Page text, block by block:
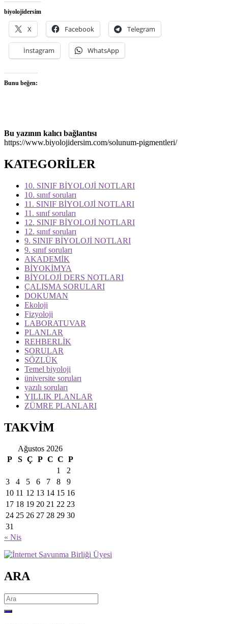
biyolojidersim
X Facebook Telegram
İnstagram WhatsApp
Bunu beğen:
Bu yazının kalıcı bağlantısı
https://www.biyolojidersim.com/solunum-pigmentleri/
KATEGORİLER
10. SINIF BİYOLOJİ NOTLARI
10. sınıf soruları
11. SINIF BİYOLOJİ NOTLARI
11. sınıf soruları
12. SINIF BİYOLOJİ NOTLARI
12. sınıf soruları
9. SINIF BİYOLOJİ NOTLARI
9. sınıf soruları
AKADEMİK
BİYOKİMYA
BİYOLOJİ DERS NOTLARI
ÇALIŞMA SORULARI
DOKUMAN
Ekoloji
Fizyoloji
LABORATUVAR
PLANLAR
REHBERLİK
SORULAR
SÖZLÜK
Temel biyoloji
üniversite soruları
yazılı soruları
YILLIK PLANLAR
ZÜMRE PLANLARI
TAKVİM
Ağustos 2026
P
S Ç P C C P
1
2
3
4 5 6 7 8
9
10 11 12 13 14 15 16
17 18 19 20 21 22 23
24 25 26 27 28 29 30
31
« Nis
ARA
Search
for: